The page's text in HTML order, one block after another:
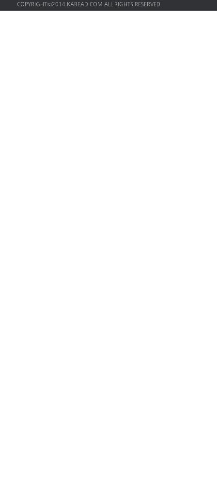
COPYRIGHTⓒ2014 KABEAD.COM ALL RIGHTS RESERVED